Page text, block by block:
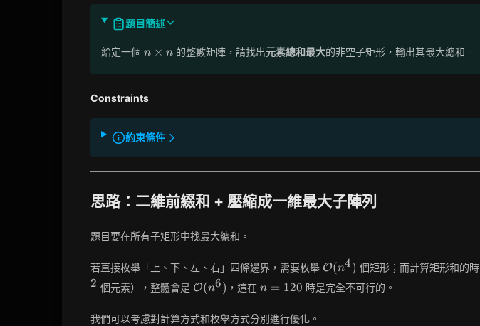
題目簡述
給定一個 n\times
n × n的整數矩陣，請找出元素總和最大的非空子矩形，輸出其最大總和。
Constraints
約束條件
思路：二維前綴和 + 壓縮成一維最大子陣列
題目要在所有子矩形中找最大總和。
若直接枚舉「上、下、左、右」四條邊界，需要枚舉 \mathcal{O}
(n^4)
O(n4) 個矩形；而計算矩形和的
2 個元素），整體會是 \mathcal{O}
O(n6) ，這在n=120
n = 120 時是完全不可行的。
我們可以考慮對計算方式和枚舉方式分別進行優化。